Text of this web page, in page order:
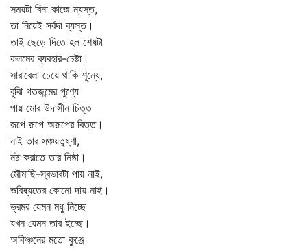
সময়টা বিনা কাজে ন্যস্ত,
তা নিয়েই সর্বদা ব্যস্ত।
তাই ছেড়ে দিতে হল শেষটা
কলমের ব্যবহার-চেষ্টা।
সারাবেলা চেয়ে থাকি শূন্যে,
বুঝি গতজন্মের পুণ্যে
পায় মোর উদাসীন চিত্ত
রূপে রূপে অরূপের বিত্ত।
নাই তার সঞ্চয়তৃষ্ণা,
নষ্ট করাতে তার নিষ্ঠা।
মৌমাছি-স্বভাবটা পায় নাই,
ভবিষ্যতের কোনো দায় নাই।
ভ্রমর যেমন মধু নিচ্ছে
যখন যেমন তার ইচ্ছে।
অকিঞ্চনের মতো কুঞ্জে